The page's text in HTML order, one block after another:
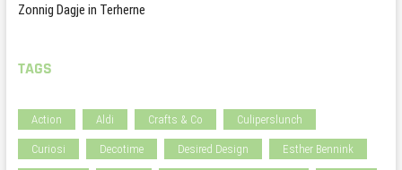
Zonnig Dagje in Terherne
TAGS
Action Aldi Crafts & Co Culiperslunch
Curiosi Decotime Desired Design Esther Bennink